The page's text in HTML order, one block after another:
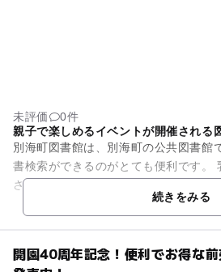
未評価
0件
親子で楽しめるイベントが開催される
別海町図書館は、別海町の公共図書館
書検索ができるのがとても便利です。
さい子のお話の時間」もありますので
続きをみる
開園40周年記念！便利でお得な